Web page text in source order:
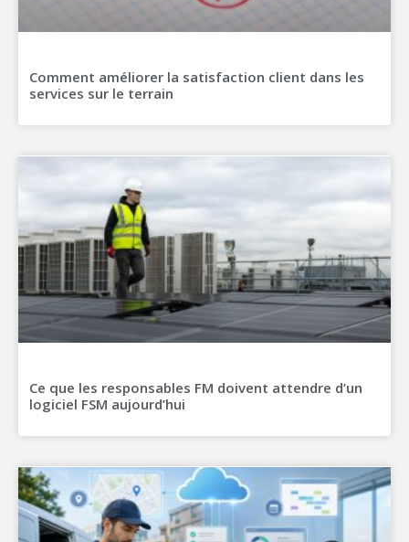
Comment améliorer la satisfaction client dans les
services sur le terrain
Ce que les responsables FM doivent attendre d’un
logiciel FSM aujourd’hui